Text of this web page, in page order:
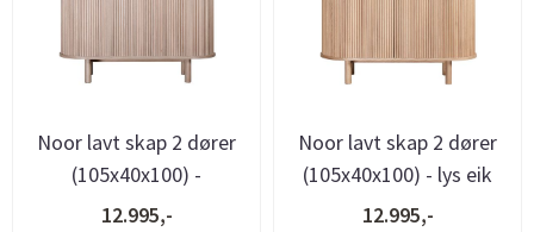
Noor lavt skap 2 dører
(105x40x100) -
hvitvasket eik
12.995,-
Noor lavt skap 2 dører
(105x40x100) - lys eik
12.995,-